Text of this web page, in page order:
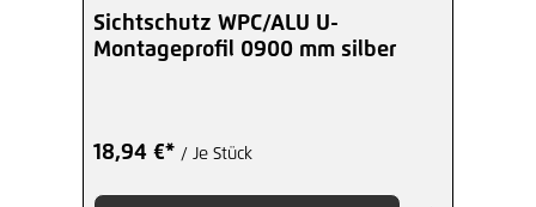
Sichtschutz WPC/ALU U-
Montageprofil 0900 mm silber
18,94 €* / Je Stück